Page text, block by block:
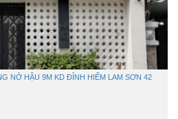
NỞ HẬU 9M KD ĐỈNH HIẾM LAM SƠN 42